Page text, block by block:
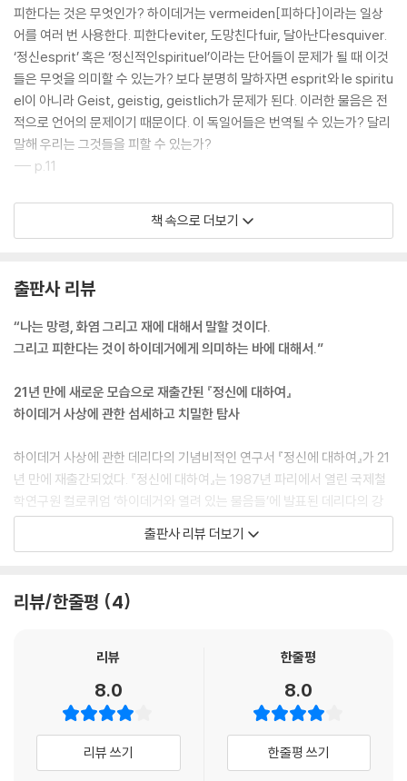
피한다는 것은 무엇인가? 하이데거는 vermeiden[피하다]이라는 일상
어를 여러 번 사용한다. 피한다eviter, 도망친다fuir, 달아난다esquiver.
‘정신esprit’ 혹은 ‘정신적인spirituel’이라는 단어들이 문제가 될 때 이것
들은 무엇을 의미할 수 있는가? 보다 분명히 말하자면 esprit와 le spiritu
el이 아니라 Geist, geistig, geistlich가 문제가 된다. 이러한 물음은 전
적으로 언어의 문제이기 때문이다. 이 독일어들은 번역될 수 있는가? 달리
말해 우리는 그것들을 피할 수 있는가?
--- p.11
그런데 하이데거가 결국 ‘정신’이라는 단어를 끌어들이는 것은 이러한 근
원적인 시간성을 설명하려고 하는 바로 그때다. 그는 두 번에 걸쳐서, 그러
와 유사할지라도 동등한 것은 아니라고 말했다. 이는 시간이 갖는 자명한
특권에서 비롯된다. 『존재와 시간』의 원래 기획에 따르면, 시간이 실존론
적인 분석론의 초월론적 지평, 즉 존재의 의미의 물음과 이 물음에 관련된
--- p.49
라지지 않는다는 것이다. 그것들은 어떤 중대한 담보가 그것의 모든 귀결
과 함께 하이데거의 사유 전체에 부담을 주는 상태를 초래한다. 이러한 담
보는 하이데거가 정신이라고 부르는 것의 애매성 내에 가장 크게 집중적으
로 존재한다.
하이데거가 마침내 인용부호를 제거하면서 정신에 대해서[정신으로부터,
신이란 무엇인가? 1953년에 [하이데거가 제시한] 궁극적인 답은 정신은
불, 화염, 불태움, 함께 불탐conflagration이라는 것이다. 이 답은 따라서
20년 후vingt annees plus tard에 제시된 것이다. 얼마나 오랜 기간인
책 속으로 더보기
출판사 리뷰
“나는 망령, 화염 그리고 재에 대해서 말할 것이다.
그리고 피한다는 것이 하이데거에게 의미하는 바에 대해서.”
21년 만에 새로운 모습으로 재출간된 『정신에 대하여』
하이데거 사상에 관한 섬세하고 치밀한 탐사
하이데거 사상에 관한 데리다의 기념비적인 연구서 『정신에 대하여』가 21
년 만에 재출간되었다. 『정신에 대하여』는 1987년 파리에서 열린 국제철
학연구원 컬로퀴엄 ‘하이데거와 열려 있는 물음들’에 발표된 데리다의 강
연을 엮은 책이다. 데리다는 하이데거의 사유를 관통하면서도, 그 내부에
서 줄곧 회피되거나 주변화되어 온 ‘정신(Geist)’이라는 단어를 전면에 소
개념을 추적하면서 그것이 단순한 형이상학적 잔재가 아니라 번역, 언어,
특히 1933~1935년의 「총장 취임 연설」과 『형이상학 입문』 그리고 횔덜
린과 후기의 트라클 해석에 이르기까지, 하이데거의 사유 도정에서 ‘정
신’이 어떻게 호출되고 변형되고 재배치되는지를 집요하게 분석한다. 이
책은 하이데거를 해체하는 동시에, 하이데거를 통해 해체 자체를 다시 문
출판사 리뷰 더보기
리뷰/한줄평 4
리뷰
8.0
리뷰 쓰기
한줄평
8.0
한줄평 쓰기